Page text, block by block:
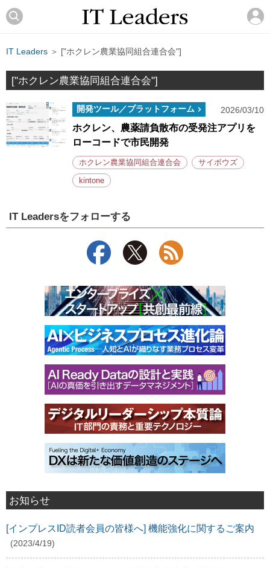
IT Leaders ＞ ["ホクレン農業協同組合連合会"]
["ホクレン農業協同組合連合会"]
開発ツール／プラットフォーム 2026/03/10
ホクレン、農薬請負散布の受発注アプリを
ローコードで市民開発
ホクレン農業協同組合連合会 サイボウズ
kintone
IT Leadersをフォローする
お知らせ
[インプレスID読者会員の皆様へ] 機能強化に関するご案内
(2023/4/19)